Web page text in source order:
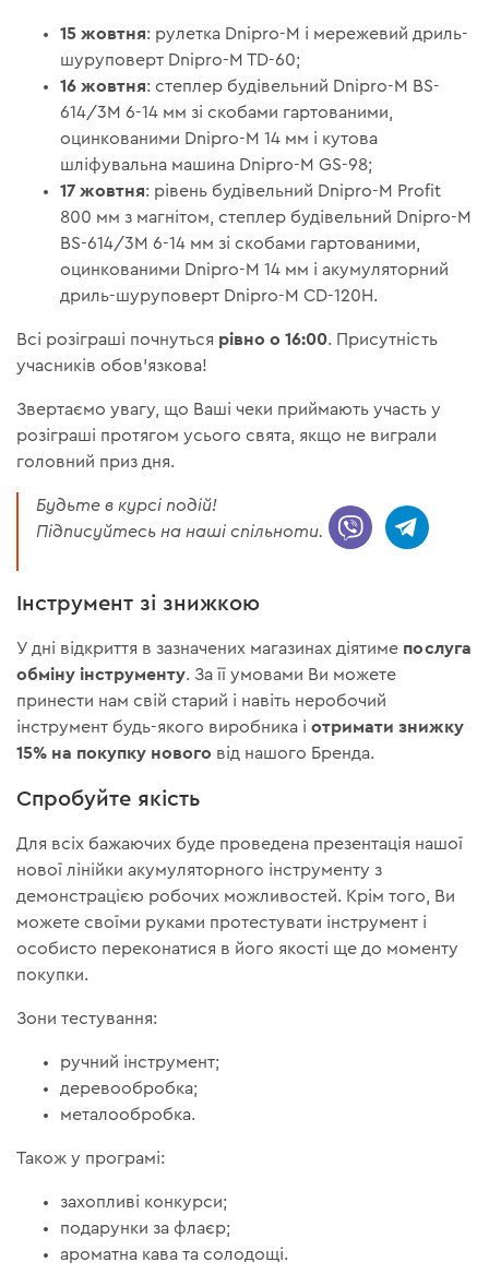
15 жовтня: рулетка Dnipro-M і мережевий дриль-
шуруповерт Dnipro-M TD-60;
16 жовтня: степлер будівельний Dnipro-M BS-
614/3М 6-14 мм зі скобами гартованими,
оцинкованими Dnipro-M 14 мм і кутова
шліфувальна машина Dnipro-M GS-98;
17 жовтня: рівень будівельний Dnipro-M Profit
800 мм з магнітом, степлер будівельний Dnipro-M
BS-614/3М 6-14 мм зі скобами гартованими,
оцинкованими Dnipro-M 14 мм і акумуляторний
дриль-шуруповерт Dnipro-M CD-120H.
Всі розіграші почнуться рівно о 16:00. Присутність
учасників обов'язкова!
Звертаємо увагу, що Ваші чеки приймають участь у
розіграші протягом усього свята, якщо не виграли
головний приз дня.
Будьте в курсі подій!
Підписуйтесь на наші спільноти.
Інструмент зі знижкою
У дні відкриття в зазначених магазинах діятиме послуга
обміну інструменту. За її умовами Ви можете
принести нам свій старий і навіть неробочий
інструмент будь-якого виробника іотримати знижку
15% на покупку нового від нашого Бренда.
Спробуйте якість
Для всіх бажаючих буде проведена презентація нашої
нової лінійки акумуляторного інструменту з
демонстрацією робочих можливостей. Крім того, Ви
можете своїми руками протестувати інструмент і
особисто переконатися в його якості ще до моменту
покупки.
Зони тестування:
ручний інструмент;
деревообробка;
металообробка.
Також у програмі:
захопливі конкурси;
подарунки за флаєр;
ароматна кава та солодощі.